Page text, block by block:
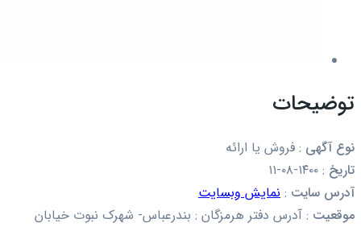
توضیحات
نوع آگهی : فروش یا ارائه
تاریخ :
آدرس سایت : نمایش وبسایت
موقعیت : آدرس دفتر هرمزگان : بندرعباس- شهرک نبوت خیابان